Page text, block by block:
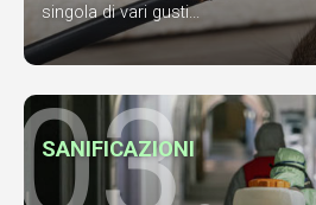
singola di vari gusti...
03.
SANIFICAZIONI